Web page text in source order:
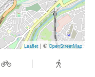
Leaflet | © OpenStreetMap